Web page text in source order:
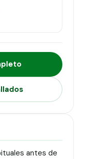
antes de